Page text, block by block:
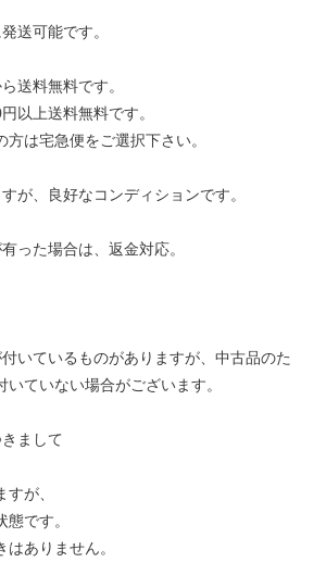
送可能です。
送料無料です。
以上送料無料です。
は宅急便をご選択下さい。
が、良好なコンディションです。
った場合は、返金対応。
いているものがありますが、中古品のた
ていない場合がございます。
まして
が、
です。
ありません。